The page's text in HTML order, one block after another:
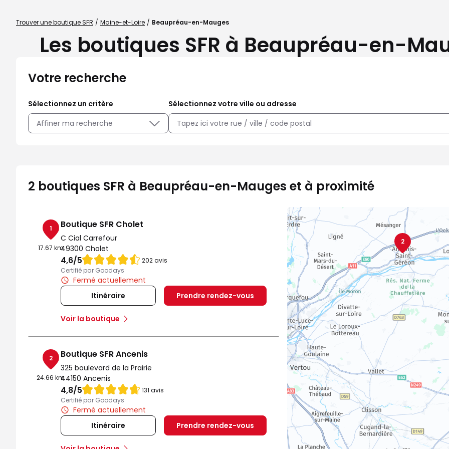
Trouver une boutique SFR Maine-et-Loire Beaupréau-en-Mauges
Les boutiques SFR à Beaupréau-en-
Votre recherche
Sélectionnez un critère
Affiner ma recherche
Sélectionnez votre ville ou adresse
2 boutiques SFR à Beaupréau-en-Mauges et à proximité
1
17.67 km
Boutique SFR Cholet
C Cial Carrefour
49300 Cholet
4,6/5Note de 4.6 sur 5
202 avis
Certifié par Goodays
Fermé actuellement
Itinéraire
Prendre rendez-vous
Voir la boutique
2
24.66 km
Boutique SFR Ancenis
325 boulevard de la Prairie
44150 Ancenis
4,8/5Note de 4.8 sur 5
131 avis
Certifié par Goodays
Fermé actuellement
Itinéraire
Prendre rendez-vous
2